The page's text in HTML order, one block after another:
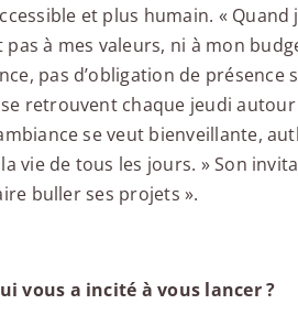
et plus humain. «
à mes valeurs, ni à mon
pas d’obligation de
retrouvent chaque jeudi
se veut bienveillante,
vie de tous les jours. » Son
buller ses projets ».
vous a incité à vous lancer ?